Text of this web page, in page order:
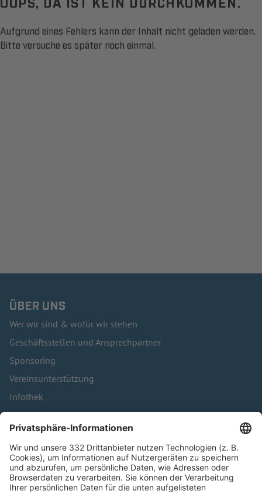
Aufgrund eines Fehlers kann der Inhalt nicht geladen werden.
Bitte versuche es später noch einmal.
ÜBER UNS
Wer wir sind & wofür wir stehen
Geschäftsstellen und Ansprechpartner
Sponsoring
Vereinsunterstützung
Infothek
Kontakt
HÄUFIG BESUCHTE SEITEN
Pässe und Vereinswechsel
Trainerausbildung